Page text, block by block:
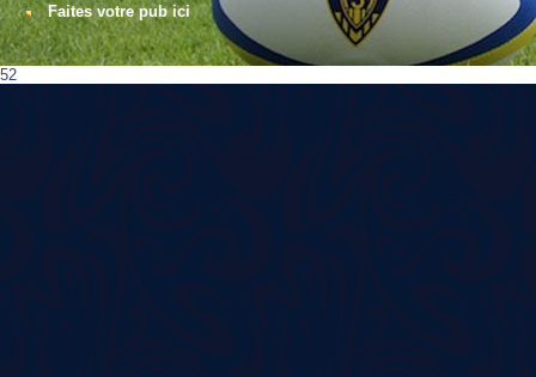
Faites votre pub ici
52